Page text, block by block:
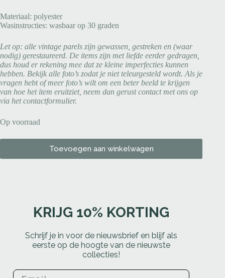
Materiaal: polyester
Wasinstructies: wasbaar op 30 graden
Let op: alle vintage parels zijn gewassen, gestreken en (waar
nodig) gerestaureerd. De items zijn met liefde eerder gedragen,
dus houd er rekening mee dat ze kleine imperfecties kunnen
hebben. Bekijk alle foto’s zodat je niet teleurgesteld wordt. Als je
vragen hebt of meer foto’s wilt om een beter beeld te krijgen
van hoe het item eruitziet, neem dan gerust contact met ons op
via het contactformulier.
Op voorraad
Toevoegen aan winkelwagen
KRIJG 10% KORTING
Schrijf je in voor de nieuwsbrief en blijf als
eerste op de hoogte van de nieuwste
collecties!
Email